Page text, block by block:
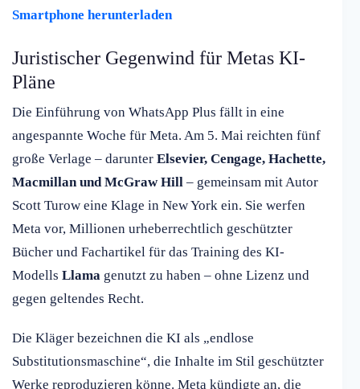
Smartphone herunterladen
Juristischer Gegenwind für Metas KI-
Pläne
Die Einführung von WhatsApp Plus fällt in eine
angespannte Woche für Meta. Am 5. Mai reichten fünf
große Verlage – darunter Elsevier, Cengage, Hachette,
Macmillan und McGraw Hill – gemeinsam mit Autor
Scott Turow eine Klage in New York ein. Sie werfen
Meta vor, Millionen urheberrechtlich geschützter
Bücher und Fachartikel für das Training des KI-
Modells Llama genutzt zu haben – ohne Lizenz und
gegen geltendes Recht.
Die Kläger bezeichnen die KI als „endlose
Substitutionsmaschine“, die Inhalte im Stil geschützter
Werke reproduzieren könne. Meta kündigte an, die